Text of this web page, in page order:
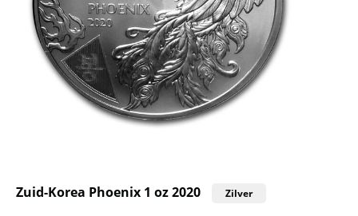
Zuid-Korea Phoenix 1 oz 2020 Zilver